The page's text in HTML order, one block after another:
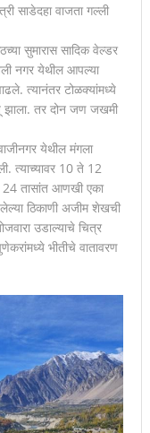
साडेदहा वाजता गल्ली
सुमारास सादिक वेल्डर
नगर येथील आपल्या
त्यानंतर टोळक्यांमध्ये
झाला. तर दोन जण जखमी
येथील मंगला
त्याच्यावर 10 ते 12
24 तासांत आणखी एका
ठिकाणी अजीम शेखची
उडाल्याचे चित्र
भीतीचे वातावरण